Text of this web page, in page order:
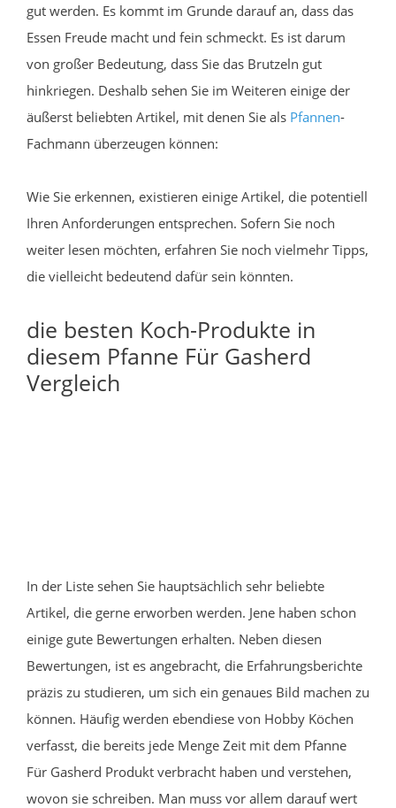
gut werden. Es kommt im Grunde darauf an, dass das
Essen Freude macht und fein schmeckt. Es ist darum
von großer Bedeutung, dass Sie das Brutzeln gut
hinkriegen. Deshalb sehen Sie im Weiteren einige der
äußerst beliebten Artikel, mit denen Sie als Pfannen-
Fachmann überzeugen können:
Wie Sie erkennen, existieren einige Artikel, die potentiell
Ihren Anforderungen entsprechen. Sofern Sie noch
weiter lesen möchten, erfahren Sie noch vielmehr Tipps,
die vielleicht bedeutend dafür sein könnten.
die besten Koch-Produkte in
diesem Pfanne Für Gasherd
Vergleich
In der Liste sehen Sie hauptsächlich sehr beliebte
Artikel, die gerne erworben werden. Jene haben schon
einige gute Bewertungen erhalten. Neben diesen
Bewertungen, ist es angebracht, die Erfahrungsberichte
präzis zu studieren, um sich ein genaues Bild machen zu
können. Häufig werden ebendiese von Hobby Köchen
verfasst, die bereits jede Menge Zeit mit dem Pfanne
Für Gasherd Produkt verbracht haben und verstehen,
wovon sie schreiben. Man muss vor allem darauf wert